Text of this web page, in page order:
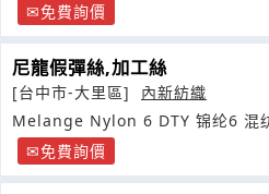
免費詢價
尼龍假彈絲,加工絲
[台中市-大里區]
內新紡織
Melange Nylon 6 DTY 锦纶6 混
免費詢價